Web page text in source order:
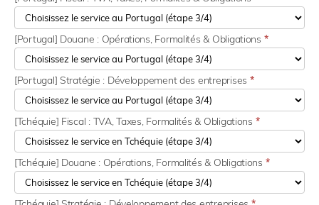
[Portugal] Douane : Opérations, Formalités & Obligations *
[Portugal] Stratégie : Développement des entreprises *
[Tchéquie] Fiscal : TVA, Taxes, Formalités & Obligations *
[Tchéquie] Douane : Opérations, Formalités & Obligations *